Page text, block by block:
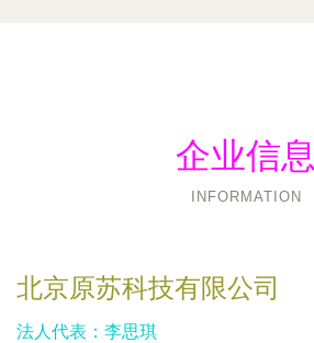
企业信息
INFORMATION
北京原苏科技有限公司
法人代表： 李思琪